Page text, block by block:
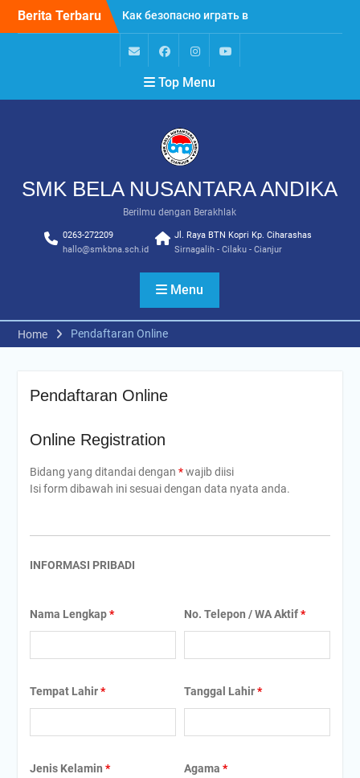
Berita Terbaru
Как безопасно играть в
казино: опыт участников
форума Áðàò÷àíå â Ìîñêâå
Snel en veilig opnemen bij
Atefia Casino: jouw
betalingsopties vergeleken
Proven methods for pain
relief at SendiDoc
Email FacebookInstagramYoutube
Top Menu
SMK BELA NUSANTARA ANDIKA
Berilmu dengan Berakhlak
0263-272209
hallo@smkbna.sch.id
Jl. Raya BTN Kopri Kp. Ciharashas
Sirnagalih - Cilaku - Cianjur
Menu
Home Pendaftaran Online
Pendaftaran Online
Online Registration
Bidang yang ditandai dengan *wajib diisi
Isi form dibawah ini sesuai dengan data nyata anda.
INFORMASI PRIBADI
Nama Lengkap* No. Telepon / WA Aktif*
Tempat Lahir* Tanggal Lahir*
Jenis Kelamin * Agama *